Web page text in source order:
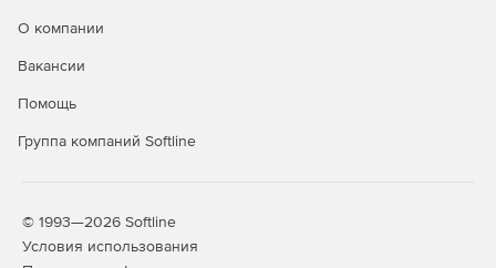
Поточная диаграмма - компактный и наглядный
О компании
Вакансии
Помощь
Группа компаний Softline
© 1993—2026 Softline
Условия использования